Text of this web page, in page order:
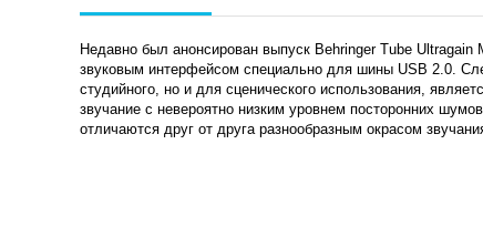
Недавно был анонсирован выпуск Behringer Tube
звуковым интерфейсом специально для шины USB 2.0.
студийного, но и для сценического использования,
звучание с невероятно низким уровнем посторонних
отличаются друг от друга разнообразным окрасом